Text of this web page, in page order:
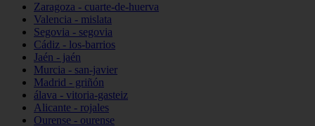
Zaragoza - cuarte-de-huerva
Valencia - mislata
Segovia - segovia
Cádiz - los-barrios
Jaén - jaén
Murcia - san-javier
Madrid - griñón
álava - vitoria-gasteiz
Alicante - rojales
Ourense - ourense